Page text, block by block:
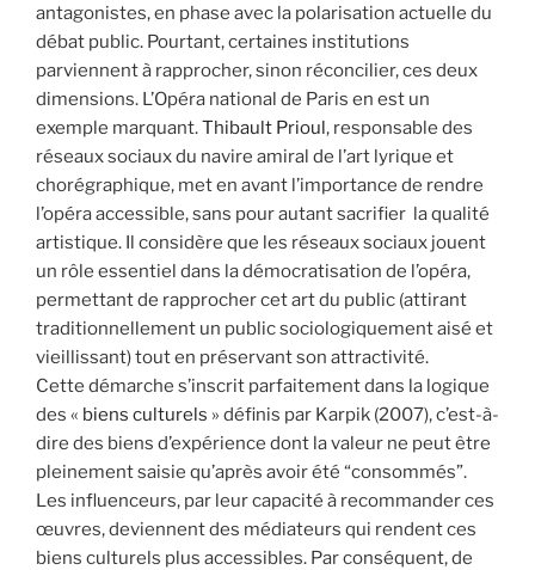
antagonistes, en phase avec la polarisation actuelle du
débat public. Pourtant, certaines institutions
parviennent à rapprocher, sinon réconcilier, ces deux
dimensions. L’Opéra national de Paris en est un
exemple marquant.Thibault Prioul, responsable des
réseaux sociaux du navire amiral de l’art lyrique et
chorégraphique, met en avant l’importance de rendre
l’opéra accessible, sans pour autant sacrifier la qualité
artistique. Il considère que les réseaux sociaux jouent
un rôle essentiel dans la démocratisation de l’opéra,
permettant de rapprocher cet art du public (attirant
traditionnellement un public sociologiquement aisé et
vieillissant) tout en préservant son attractivité.
Cette démarche s’inscrit parfaitement dans la logique
des « biens culturels » définis par Karpik (2007), c’est-à-
dire des biens d’expérience dont la valeur ne peut être
pleinement saisie qu’après avoir été “consommés”.
Les influenceurs, par leur capacité à recommander ces
œuvres, deviennent des médiateurs qui rendent ces
biens culturels plus accessibles. Par conséquent, de